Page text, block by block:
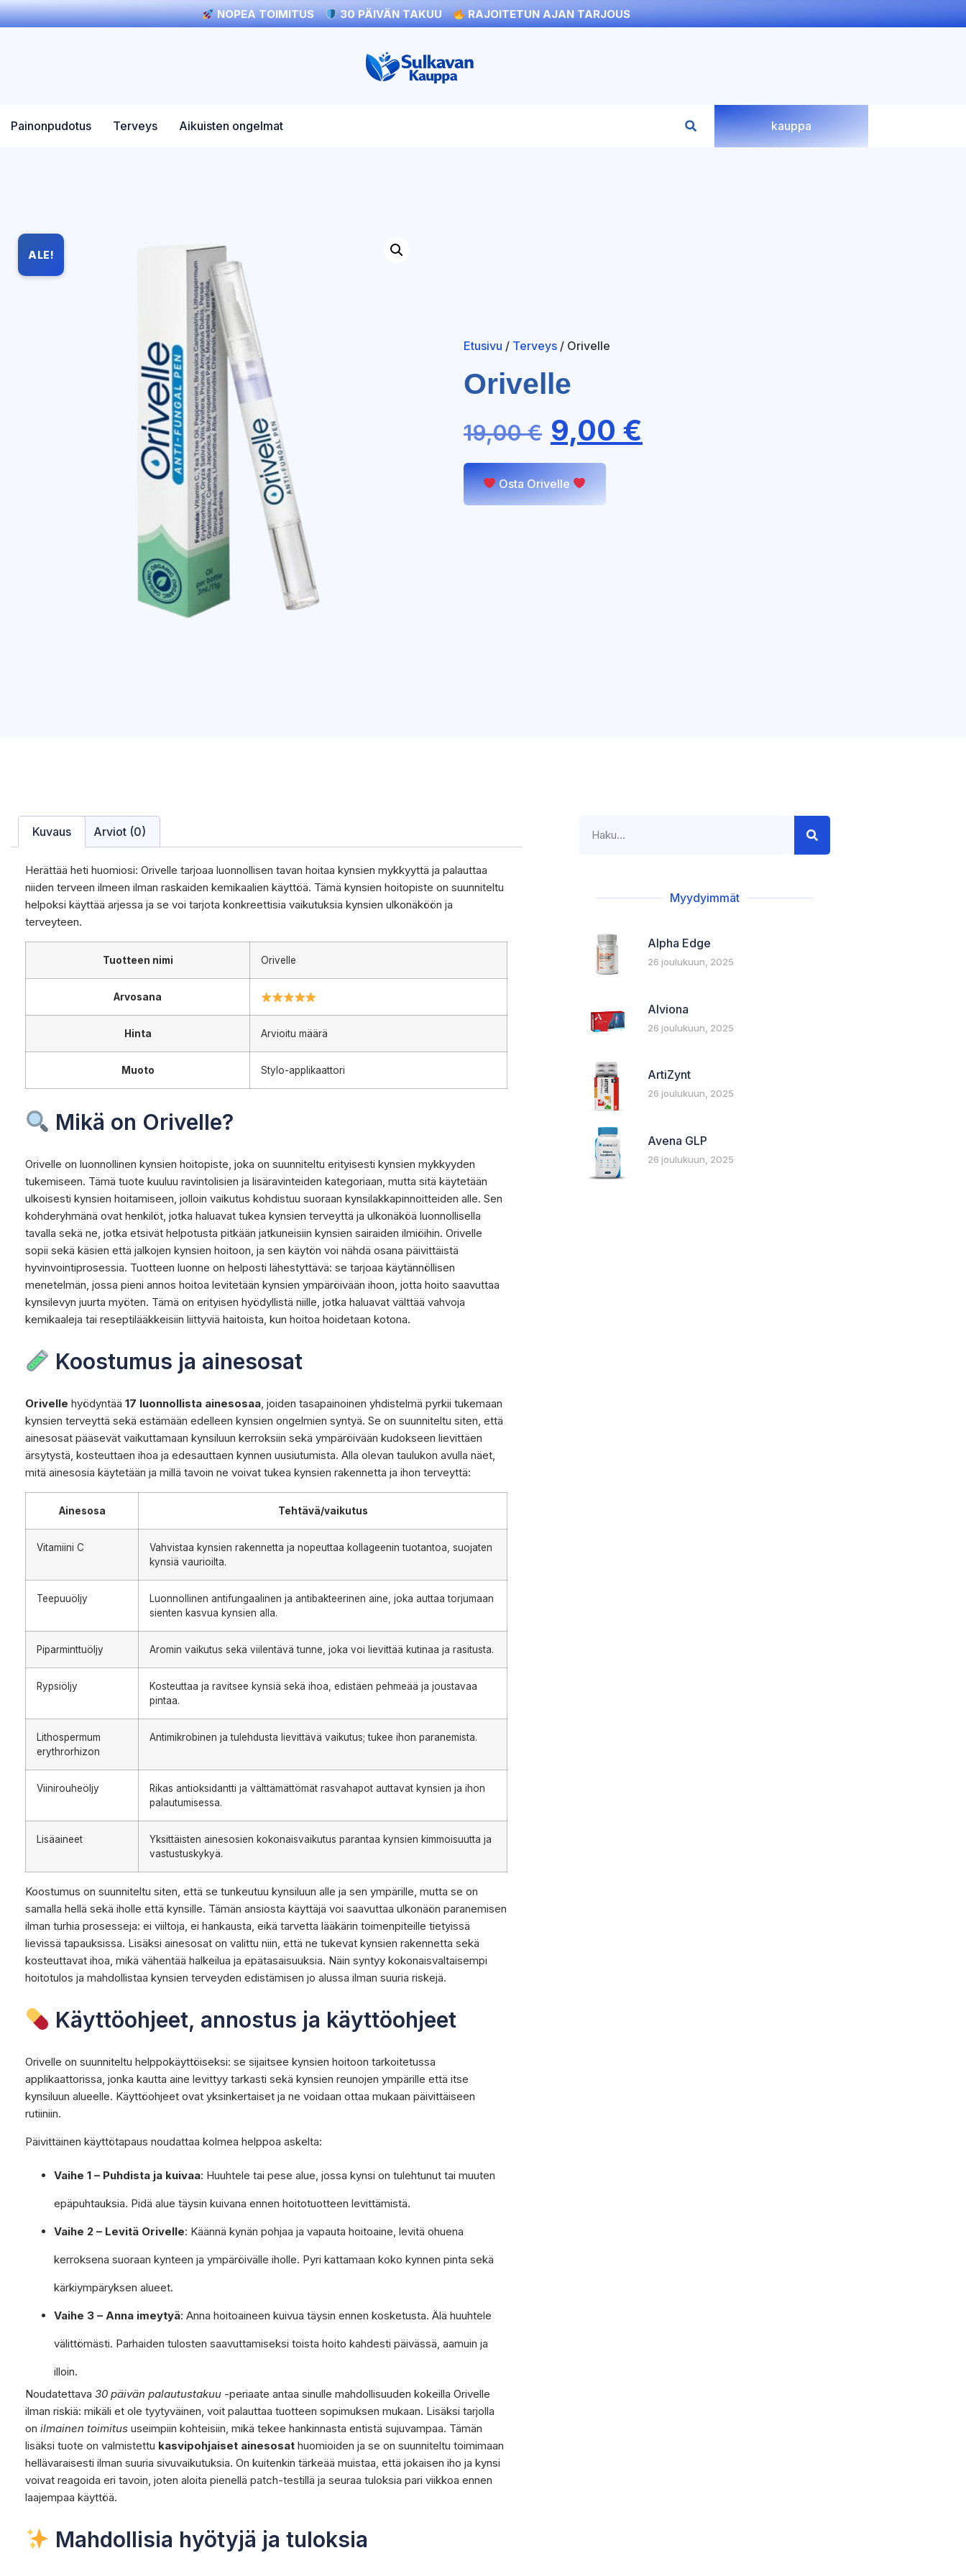
NOPEA TOIMITUS 30 PÄIVÄN TAKUU RAJOITETUN AJAN TARJOUS
Painonpudotus Terveys Aikuisten ongelmat kauppa
ALE!
Etusivu / Terveys / Orivelle
Orivelle
19,00€ 9,00 €
Osta Orivelle
Kuvaus Arviot (0)
Herättää heti huomiosi: Orivelle tarjoaa luonnollisen tavan hoitaa kynsien mykkyyttä ja palauttaa
niiden terveen ilmeen ilman raskaiden kemikaalien käyttöä. Tämä kynsien hoitopiste on suunniteltu
helpoksi käyttää arjessa ja se voi tarjota konkreettisia vaikutuksia kynsien ulkonäköön ja
terveyteen.
Tuotteen nimi Orivelle
Arvosana
Hinta Arvioitu määrä
Muoto Stylo-applikaattori
Mikä on Orivelle?
Orivelle on luonnollinen kynsien hoitopiste, joka on suunniteltu erityisesti kynsien mykkyyden
tukemiseen. Tämä tuote kuuluu ravintolisien ja lisäravinteiden kategoriaan, mutta sitä käytetään
ulkoisesti kynsien hoitamiseen, jolloin vaikutus kohdistuu suoraan kynsilakkapinnoitteiden alle. Sen
kohderyhmänä ovat henkilöt, jotka haluavat tukea kynsien terveyttä ja ulkonäköä luonnollisella
tavalla sekä ne, jotka etsivät helpotusta pitkään jatkuneisiin kynsien sairaiden ilmiöihin. Orivelle
sopii sekä käsien että jalkojen kynsien hoitoon, ja sen käytön voi nähdä osana päivittäistä
hyvinvointiprosessia. Tuotteen luonne on helposti lähestyttävä: se tarjoaa käytännöllisen
menetelmän, jossa pieni annos hoitoa levitetään kynsien ympäröivään ihoon, jotta hoito saavuttaa
kynsilevyn juurta myöten. Tämä on erityisen hyödyllistä niille, jotka haluavat välttää vahvoja
kemikaaleja tai reseptilääkkeisiin liittyviä haitoista, kun hoitoa hoidetaan kotona.
Koostumus ja ainesosat
Orivelle hyödyntää 17 luonnollista ainesosaa, joiden tasapainoinen yhdistelmä pyrkii tukemaan
kynsien terveyttä sekä estämään edelleen kynsien ongelmien syntyä. Se on suunniteltu siten, että
ainesosat pääsevät vaikuttamaan kynsiluun kerroksiin sekä ympäröivään kudokseen lievittäen
ärsytystä, kosteuttaen ihoa ja edesauttaen kynnen uusiutumista. Alla olevan taulukon avulla näet,
mitä ainesosia käytetään ja millä tavoin ne voivat tukea kynsien rakennetta ja ihon terveyttä:
Ainesosa Tehtävä/vaikutus
Vitamiini C
Vahvistaa kynsien rakennetta ja nopeuttaa kollageenin tuotantoa, suojaten
kynsiä vaurioilta.
Teepuuöljy
Luonnollinen antifungaalinen ja antibakteerinen aine, joka auttaa torjumaan
sienten kasvua kynsien alla.
Piparminttuöljy Aromin vaikutus sekä viilentävä tunne, joka voi lievittää kutinaa ja rasitusta.
Rypsiöljy
Kosteuttaa ja ravitsee kynsiä sekä ihoa, edistäen pehmeää ja joustavaa
pintaa.
Lithospermum
erythrorhizon
Antimikrobinen ja tulehdusta lievittävä vaikutus; tukee ihon paranemista.
Viinirouheöljy
Rikas antioksidantti ja välttämättömät rasvahapot auttavat kynsien ja ihon
palautumisessa.
Lisäaineet
Yksittäisten ainesosien kokonaisvaikutus parantaa kynsien kimmoisuutta ja
vastustuskykyä.
Koostumus on suunniteltu siten, että se tunkeutuu kynsiluun alle ja sen ympärille, mutta se on
samalla hellä sekä iholle että kynsille. Tämän ansiosta käyttäjä voi saavuttaa ulkonäön paranemisen
ilman turhia prosesseja: ei viiltoja, ei hankausta, eikä tarvetta lääkärin toimenpiteille tietyissä
lievissä tapauksissa. Lisäksi ainesosat on valittu niin, että ne tukevat kynsien rakennetta sekä
kosteuttavat ihoa, mikä vähentää halkeilua ja epätasaisuuksia. Näin syntyy kokonaisvaltaisempi
hoitotulos ja mahdollistaa kynsien terveyden edistämisen jo alussa ilman suuria riskejä.
Käyttöohjeet, annostus ja käyttöohjeet
Orivelle on suunniteltu helppokäyttöiseksi: se sijaitsee kynsien hoitoon tarkoitetussa
applikaattorissa, jonka kautta aine levittyy tarkasti sekä kynsien reunojen ympärille että itse
kynsiluun alueelle. Käyttöohjeet ovat yksinkertaiset ja ne voidaan ottaa mukaan päivittäiseen
rutiiniin.
Päivittäinen käyttötapaus noudattaa kolmea helppoa askelta:
Vaihe 1 – Puhdista ja kuivaa: Huuhtele tai pese alue, jossa kynsi on tulehtunut tai muuten
epäpuhtauksia. Pidä alue täysin kuivana ennen hoitotuotteen levittämistä.
Vaihe 2 – Levitä Orivelle: Käännä kynän pohjaa ja vapauta hoitoaine, levitä ohuena
kerroksena suoraan kynteen ja ympäröivälle iholle. Pyri kattamaan koko kynnen pinta sekä
kärkiympäryksen alueet.
Vaihe 3 – Anna imeytyä: Anna hoitoaineen kuivua täysin ennen kosketusta. Älä huuhtele
välittömästi. Parhaiden tulosten saavuttamiseksi toista hoito kahdesti päivässä, aamuin ja
illoin.
Noudatettava 30 päivän palautustakuu -periaate antaa sinulle mahdollisuuden kokeilla Orivelle
ilman riskiä: mikäli et ole tyytyväinen, voit palauttaa tuotteen sopimuksen mukaan. Lisäksi tarjolla
on ilmainen toimitus useimpiin kohteisiin, mikä tekee hankinnasta entistä sujuvampaa. Tämän
lisäksi tuote on valmistettu kasvipohjaiset ainesosat huomioiden ja se on suunniteltu toimimaan
hellävaraisesti ilman suuria sivuvaikutuksia. On kuitenkin tärkeää muistaa, että jokaisen iho ja kynsi
voivat reagoida eri tavoin, joten aloita pienellä patch-testillä ja seuraa tuloksia pari viikkoa ennen
laajempaa käyttöä.
Mahdollisia hyötyjä ja tuloksia
Myydyimmät
Alpha Edge
26 joulukuun, 2025
Alviona
26 joulukuun, 2025
ArtiZynt
26 joulukuun, 2025
Avena GLP
26 joulukuun, 2025